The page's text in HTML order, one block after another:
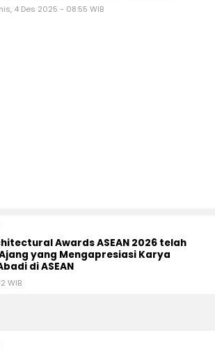
4 Des 2025 - 08:55 WIB
Awards ASEAN 2026 telah
yang Mengapresiasi Karya
di ASEAN
WIB